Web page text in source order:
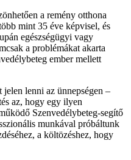
a remény otthona
mint 35 éve képvisel, és
egészségügyi vagy
a problémákat akarta
ember mellett
lenni az ünnepségen –
az, hogy egy ilyen
Szenvedélybeteg-segítő
munkával próbáltunk
a költözéshez, hogy